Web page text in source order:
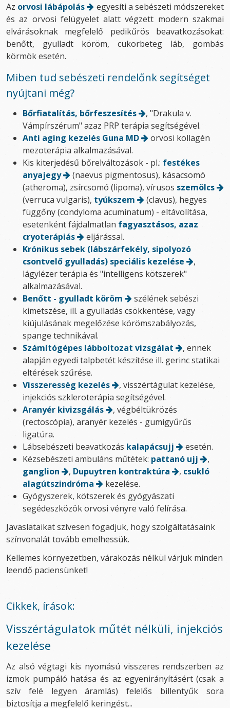
Az orvosi lábápolás
egyesíti a sebészeti módszereket
és az orvosi felügyelet alatt végzett modern szakmai
elvárásoknak megfelelő pedikűrös beavatkozásokat:
benőtt, gyulladt köröm, cukorbeteg láb, gombás
körmök esetén.
Miben tud sebészeti rendelőnk segítséget
nyújtani még?
Bőrfiatalítás, bőrfeszesítés
, "Drakula v.
Vámpírszérum" azaz PRP terápia segítségével.
Anti aging kezelés Guna MD
orvosi kollagén
mezoterápia alkalmazásával.
Kis kiterjedésű bőrelváltozások - pl.: festékes
anyajegy
(naevus pigmentosus), kásacsomó
(atheroma), zsírcsomó (lipoma), vírusos szemölcs
(verruca vulgaris), tyúkszem
(clavus), hegyes
függőny (condyloma acuminatum) - eltávolítása,
esetenként fájdalmatlan fagyasztásos, azaz
cryoterápiás
eljárással.
Krónikus sebek (lábszárfekély, sipolyozó
csontvelő gyulladás) speciális kezelése
,
lágylézer terápia és "intelligens kötszerek"
alkalmazásával.
Benőtt - gyulladt köröm
szélének sebészi
kimetszése, ill. a gyulladás csökkentése, vagy
kiújulásának megelőzése körömszabályozás,
spange technikával.
Számítógépes lábboltozat vizsgálat
, ennek
alapján egyedi talpbetét készítése ill. gerinc statikai
eltérések szűrése.
Visszeresség kezelés
, visszértágulat kezelése,
injekciós szkleroterápia segítségével.
Aranyér kivizsgálás
, végbéltükrözés
(rectoscópia), aranyér kezelés - gumigyűrűs
ligatúra.
Lábsebészeti beavatkozás kalapácsujj
esetén.
Kézsebészeti ambuláns műtétek: pattanó ujj
,
ganglion
, Dupuytren kontraktúra , csukló
alagútszindróma
kezelése.
Gyógyszerek, kötszerek és gyógyászati
segédeszközök orvosi vényre való felírása.
Javaslataikat szívesen fogadjuk, hogy szolgáltatásaink
színvonalát tovább emelhessük.
Kellemes környezetben, várakozás nélkül várjuk minden
leendő paciensünket!
Cikkek, írások:
Visszértágulatok műtét nélküli, injekciós
kezelése
Az alsó végtagi kis nyomású visszeres rendszerben az
izmok pumpáló hatása és az egyenirányításért (csak a
szív felé legyen áramlás) felelős billentyűk sora
biztosítja a megfelelő keringést...